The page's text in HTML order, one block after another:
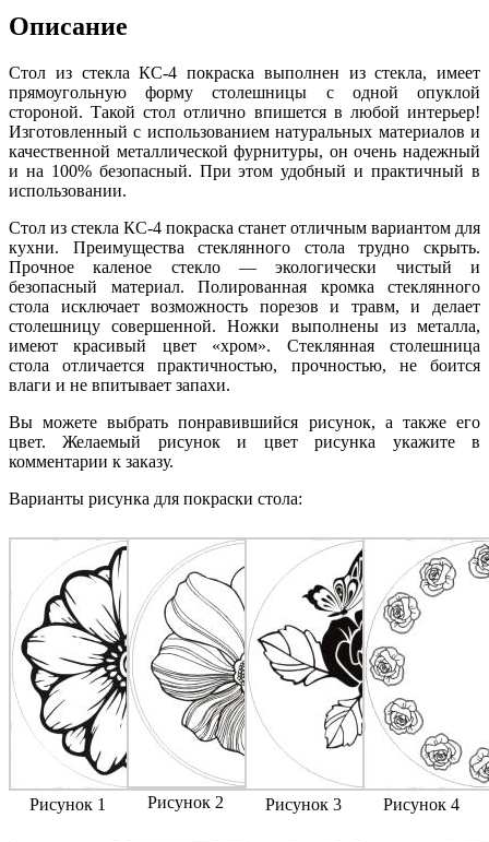
Описание
Стол из стекла КС-4 покраска выполнен из стекла, имеет
прямоугольную форму столешницы с одной опуклой
стороной. Такой стол отлично впишется в любой интерьер!
Изготовленный с использованием натуральных материалов и
качественной металлической фурнитуры, он очень надежный
и на 100% безопасный. При этом удобный и практичный в
использовании.
Стол из стекла КС-4 покраска станет отличным вариантом для
кухни. Преимущества стеклянного стола трудно скрыть.
Прочное каленое стекло — экологически чистый и
безопасный материал. Полированная кромка стеклянного
стола исключает возможность порезов и травм, и делает
столешницу совершенной. Ножки выполнены из металла,
имеют красивый цвет «хром». Стеклянная столешница
стола отличается практичностью, прочностью, не боится
влаги и не впитывает запахи.
Вы можете выбрать понравившийся рисунок, а также его
цвет. Желаемый рисунок и цвет рисунка укажите в
комментарии к заказу.
Варианты рисунка для покраски стола:
Рисунок 1 Рисунок 2 Рисунок 3 Рисунок 4